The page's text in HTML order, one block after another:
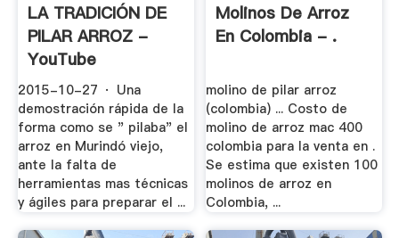
LA TRADICIÓN DE
PILAR ARROZ -
YouTube
2015-10-27 · Una
demostración rápida de la
forma como se " pilaba" el
arroz en Murindó viejo,
ante la falta de
herramientas mas técnicas
y ágiles para preparar el ...
Molinos De Arroz
En Colombia - .
molino de pilar arroz
(colombia) ... Costo de
molino de arroz mac 400
colombia para la venta en .
Se estima que existen 100
molinos de arroz en
Colombia, ...